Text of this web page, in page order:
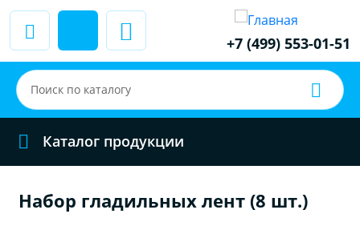
+7 (499) 553-01-51
Каталог продукции
Набор гладильных лент (8 шт.)